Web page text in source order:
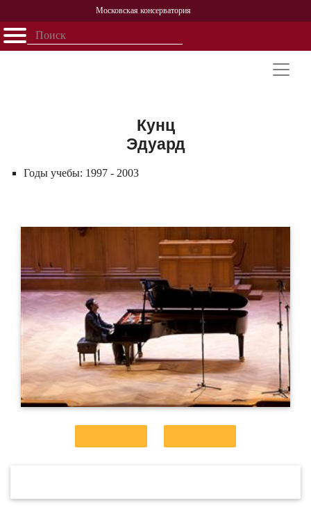
Московская консерватория
Открыть - закрыть
Персоналии
История
Кунц
Эдуард
Годы учебы: 1997 - 2003